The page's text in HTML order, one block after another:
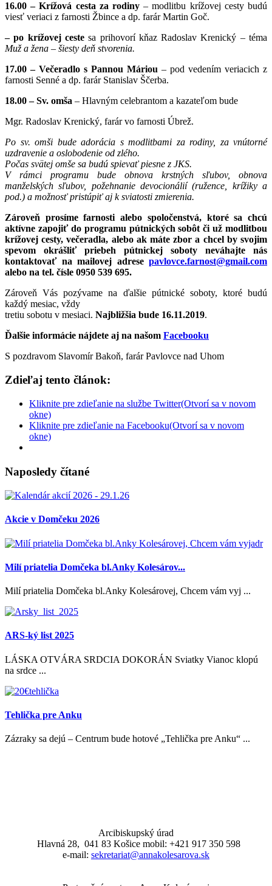
16.00 – Krížová cesta za rodiny – modlitbu krížovej cesty budú
viesť veriaci z farnosti Žbince a dp. farár Martin Goč.
– po krížovej cestesa prihovorí kňaz Radoslav Krenický – téma
Muž a žena – šiesty deň stvorenia.
17.00 – Večeradlo s Pannou Máriou – pod vedením veriacich z
farnosti Senné a dp. farár Stanislav Ščerba.
18.00 – Sv. omša – Hlavným celebrantom a kazateľom bude
Mgr. Radoslav Krenický, farár vo farnosti Úbrež.
Po sv. omši bude adorácia s modlitbami za rodiny, za vnútorné
uzdravenie a oslobodenie od zlého.
Počas svätej omše sa budú spievať piesne z JKS.
V rámci programu bude obnova krstných sľubov, obnova
manželských sľubov, požehnanie devocionálií (ružence, krížiky a
pod.) a možnosť pristúpiť aj k sviatosti zmierenia.
Zároveň prosíme farnosti alebo spoločenstvá, ktoré sa chcú
aktívne zapojiť do programu pútnických sobôt či už modlitbou
krížovej cesty, večeradla, alebo ak máte zbor a chcel by svojim
spevom okrášliť priebeh pútnickej soboty neváhajte nás
kontaktovať na mailovej adrese pavlovce.farnost@gmail.com
alebo na tel. čísle 0950 539 695.
Zároveň Vás pozývame na ďalšie pútnické soboty, ktoré budú
každý mesiac, vždy
tretiu sobotu v mesiaci. Najbližšia bude 16.11.2019.
Ďalšie informácie nájdete aj na našom Facebooku
S pozdravom Slavomír Bakoň, farár Pavlovce nad Uhom
Zdieľaj tento článok:
Kliknite pre zdieľanie na službe Twitter(Otvorí sa v novom
okne)
Kliknite pre zdieľanie na Facebooku(Otvorí sa v novom
okne)
Naposledy čítané
Akcie v Domčeku 2026
Milí priatelia Domčeka bl.Anky Kolesárov...
Milí priatelia Domčeka bl.Anky Kolesárovej, Chcem vám vyj ...
ARS-ký list 2025
LÁSKA OTVÁRA SRDCIA DOKORÁN Sviatky Vianoc klopú
na srdce ...
Tehlička pre Anku
Zázraky sa dejú – Centrum bude hotové „Tehlička pre Anku“ ...
Arcibiskupský úrad
Hlavná 28, 041 83 Košice mobil: +421 917 350 598
e-mail: sekretariat@annakolesarova.sk